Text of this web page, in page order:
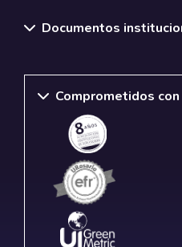
Documentos
Comprometidos